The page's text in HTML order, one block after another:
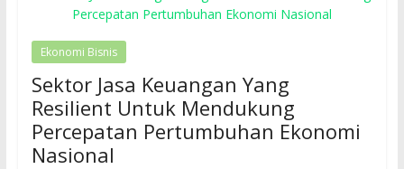
Ekonomi Bisnis
Sektor Jasa Keuangan Yang
Resilient Untuk Mendukung
Percepatan Pertumbuhan Ekonomi
Nasional